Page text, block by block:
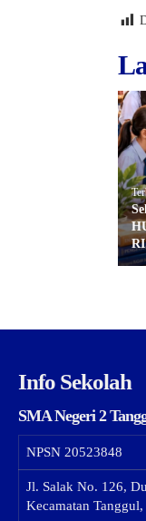
RI
Info Sekolah
SMA Negeri 2
NPSN 20523848
Jl. Salak No. 126,
Kecamatan